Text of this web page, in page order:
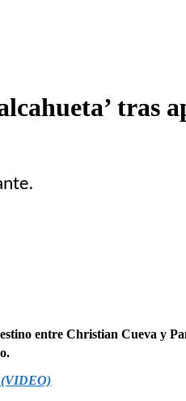
tras
entre Christian Cueva y
(VIDEO)